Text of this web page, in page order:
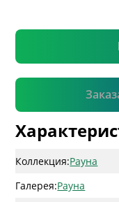
Коллекция:Рауна
Галерея:Рауна